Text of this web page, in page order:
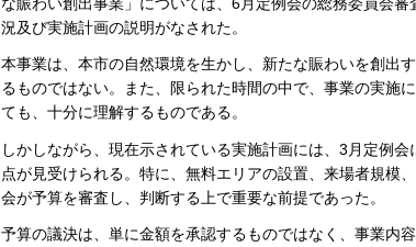
況及び実施計画の説明がなされた。
本事業は、本市の自然環境を生かし、新たな賑わいを創出
るものではない。また、限られた時間の中で、事業の実施
ても、十分に理解するものである。
しかしながら、現在示されている実施計画には、3月定例
点が見受けられる。特に、無料エリアの設置、来場者規模
会が予算を審査し、判断する上で重要な前提であった。
予算の議決は、単に金額を承認するものではなく、事業内